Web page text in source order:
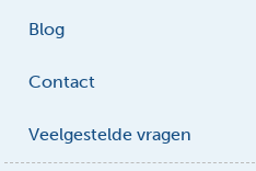
Blog
Contact
Veelgestelde vragen